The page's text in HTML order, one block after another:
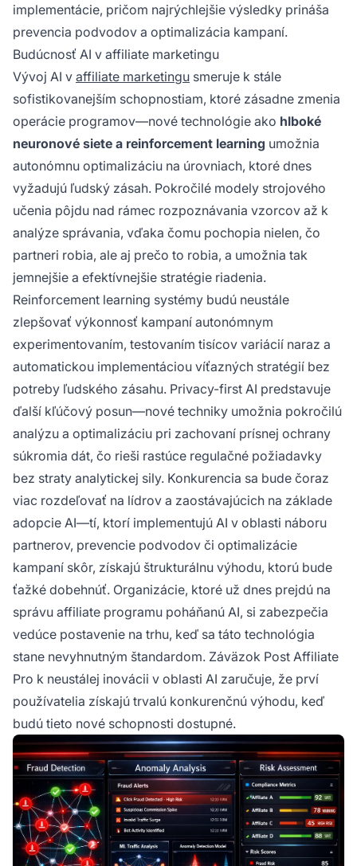
implementácie, pričom najrýchlejšie výsledky prináša
prevencia podvodov a optimalizácia kampaní.
Budúcnosť AI v affiliate marketingu
Vývoj AI v affiliate marketingu smeruje k stále
sofistikovanejším schopnostiam, ktoré zásadne zmenia
operácie programov—nové technológie ako hlboké
neuronové siete a reinforcement learning umožnia
autonómnu optimalizáciu na úrovniach, ktoré dnes
vyžadujú ľudský zásah. Pokročilé modely strojového
učenia pôjdu nad rámec rozpoznávania vzorcov až k
analýze správania, vďaka čomu pochopia nielen, čo
partneri robia, ale aj prečo to robia, a umožnia tak
jemnejšie a efektívnejšie stratégie riadenia.
Reinforcement learning systémy budú neustále
zlepšovať výkonnosť kampaní autonómnym
experimentovaním, testovaním tisícov variácií naraz a
automatickou implementáciou víťazných stratégií bez
potreby ľudského zásahu. Privacy-first AI predstavuje
ďalší kľúčový posun—nové techniky umožnia pokročilú
analýzu a optimalizáciu pri zachovaní prísnej ochrany
súkromia dát, čo rieši rastúce regulačné požiadavky
bez straty analytickej sily. Konkurencia sa bude čoraz
viac rozdeľovať na lídrov a zaostávajúcich na základe
adopcie AI—tí, ktorí implementujú AI v oblasti náboru
partnerov, prevencie podvodov či optimalizácie
kampaní skôr, získajú štrukturálnu výhodu, ktorú bude
ťažké dobehnúť. Organizácie, ktoré už dnes prejdú na
správu affiliate programu poháňanú AI, si zabezpečia
vedúce postavenie na trhu, keď sa táto technológia
stane nevyhnutným štandardom. Záväzok Post Affiliate
Pro k neustálej inovácii v oblasti AI zaručuje, že prví
používatelia získajú trvalú konkurenčnú výhodu, keď
budú tieto nové schopnosti dostupné.